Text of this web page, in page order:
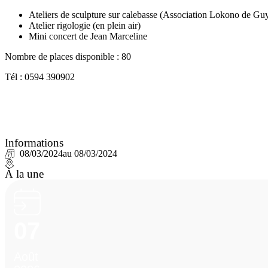
Ateliers de sculpture sur calebasse (Association Lokono de
Atelier rigologie (en plein air)
Mini concert de Jean Marceline
Nombre de places disponible : 80
Tél : 0594 390902
Informations
08/03/2024au 08/03/2024
À la une